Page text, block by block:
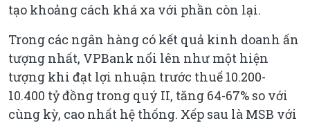
tạo khoảng cách khá xa với phần còn lại.
Trong các ngân hàng có kết quả kinh doanh ấn
tượng nhất, VPBank nổi lên như một hiện
tượng khi đạt lợi nhuận trước thuế 10.200-
10.400 tỷ đồng trong quý II, tăng 64-67% so với
cùng kỳ, cao nhất hệ thống. Xếp sau là MSB với